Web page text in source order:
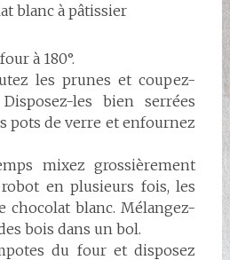
blanc à pâtissier
à 180°.
les prunes et coupez-
les bien serrées
pots de verre et enfournez
mixez grossièrement
en plusieurs fois, les
chocolat blanc. Mélangez-
bois dans un bol.
du four et disposez